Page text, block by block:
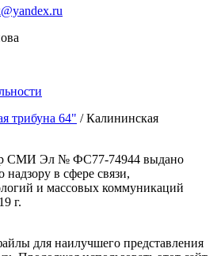
трибуна 64" / Калининская
СМИ Эл № ФС77-74944 выдано
в сфере связи,
и массовых коммуникаций
г.
для наилучшего представления